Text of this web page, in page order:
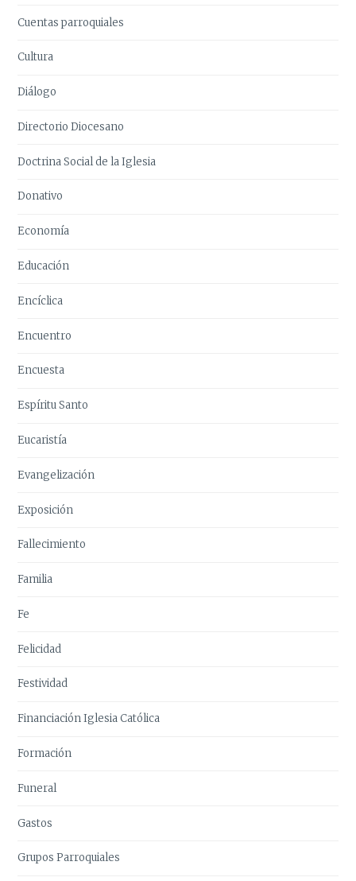
Cuentas parroquiales
Cultura
Diálogo
Directorio Diocesano
Doctrina Social de la Iglesia
Donativo
Economía
Educación
Encíclica
Encuentro
Encuesta
Espíritu Santo
Eucaristía
Evangelización
Exposición
Fallecimiento
Familia
Fe
Felicidad
Festividad
Financiación Iglesia Católica
Formación
Funeral
Gastos
Grupos Parroquiales